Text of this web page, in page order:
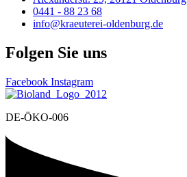
0441 - 88 23 68
info@kraeuterei-oldenburg.de
Folgen Sie uns
Facebook Instagram
DE-ÖKO-006